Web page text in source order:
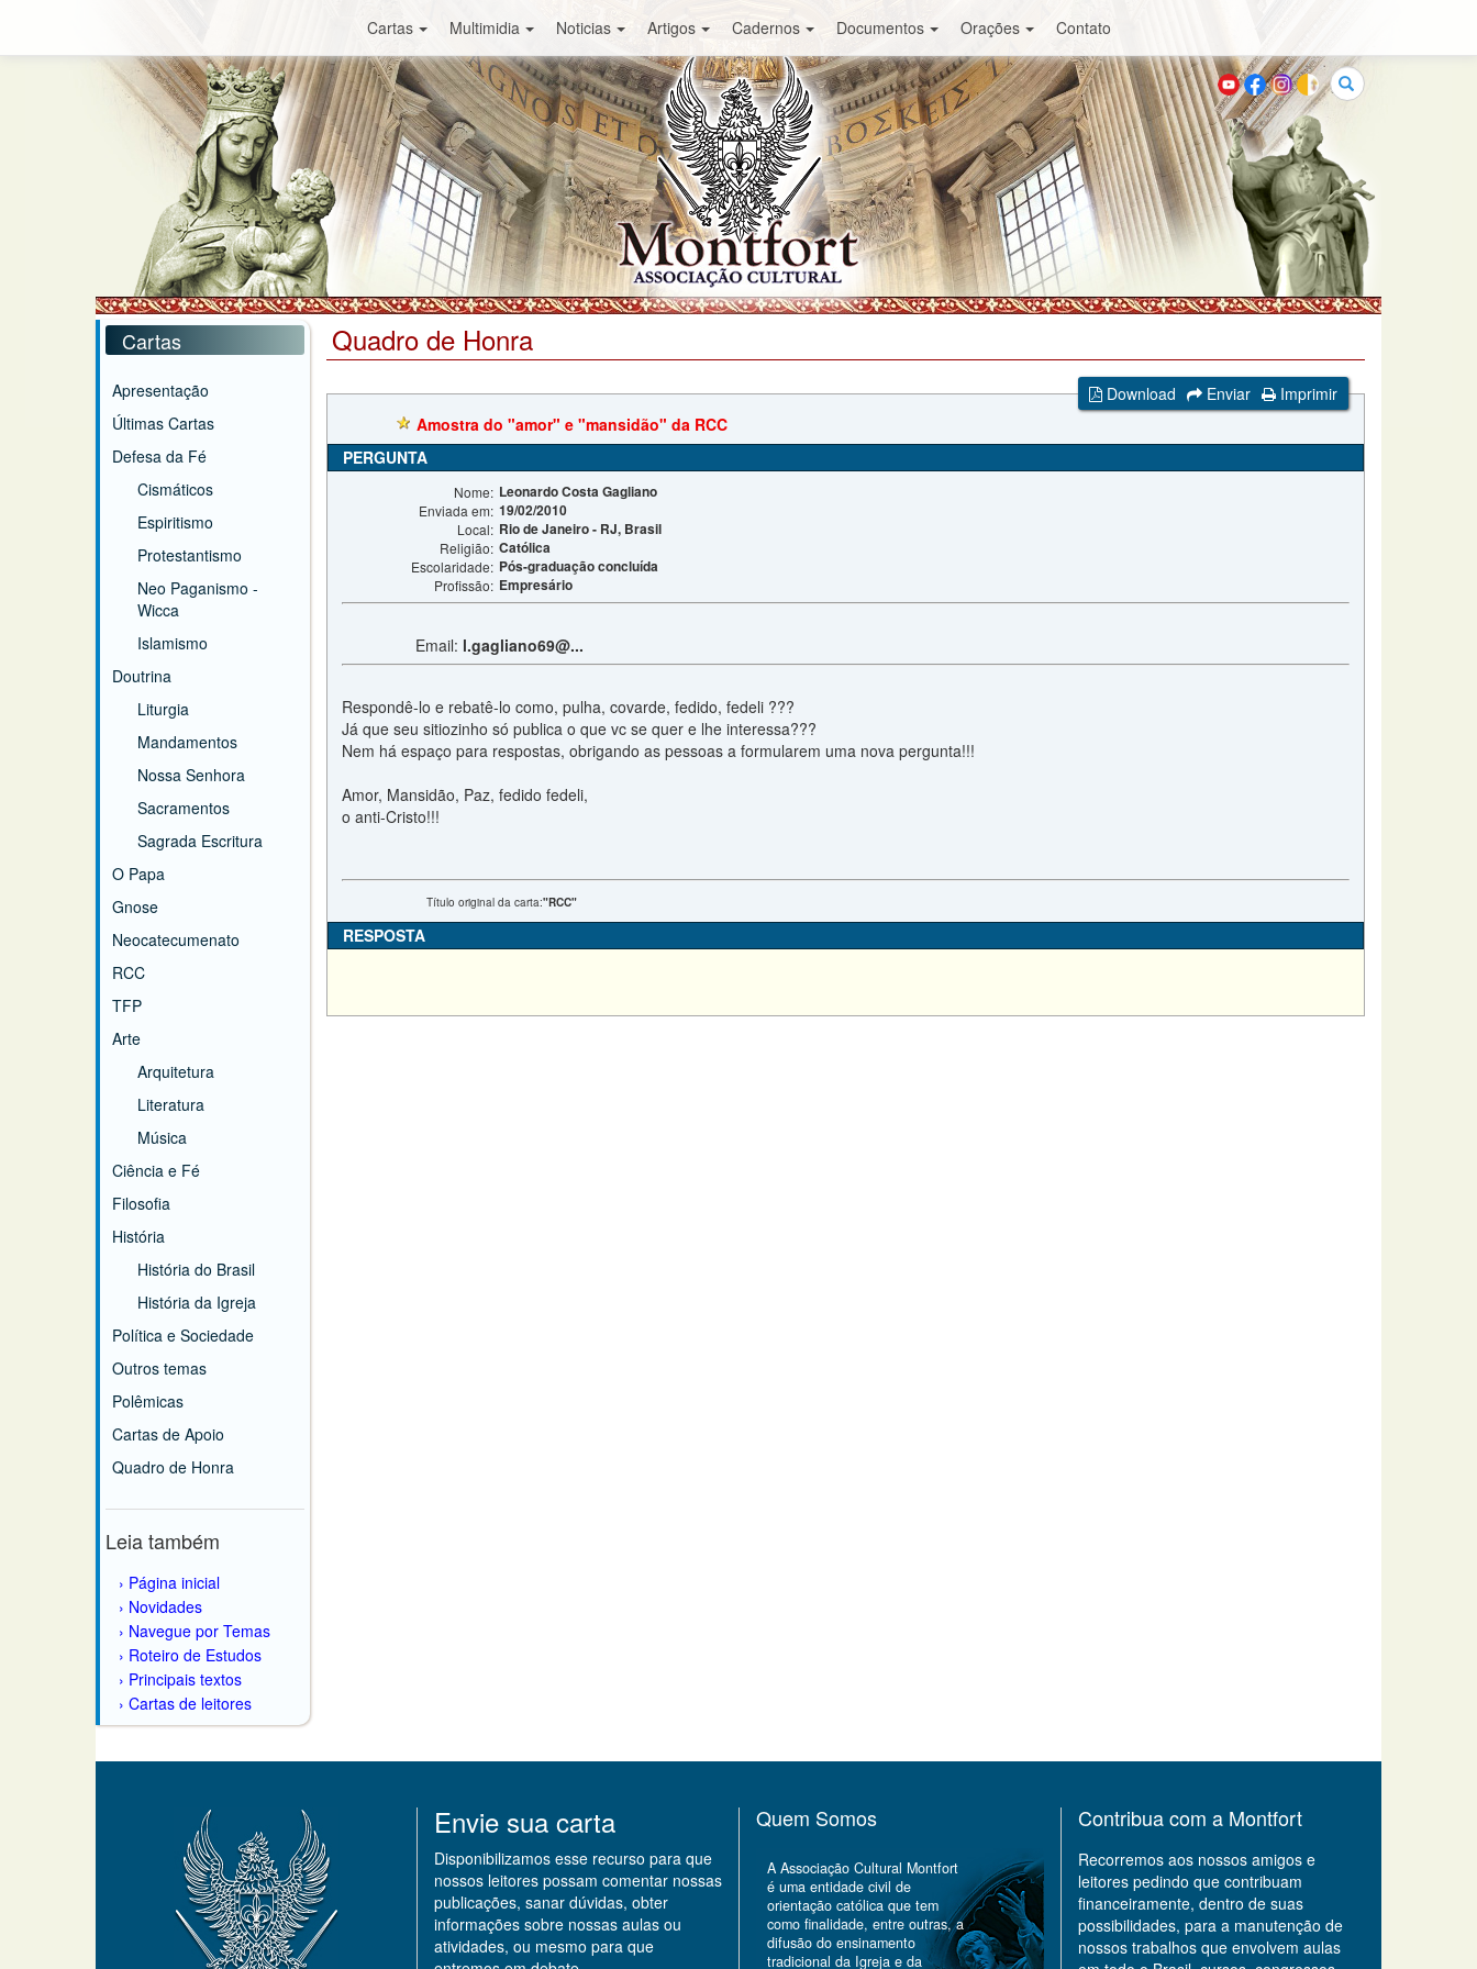
Cartas Multimidia Noticias Artigos Cadernos Documentos Orações Contato
Buscar
Cartas
Apresentação
Últimas Cartas
Defesa da Fé
Cismáticos
Espiritismo
Protestantismo
Neo Paganismo -
Wicca
Islamismo
Doutrina
Liturgia
Mandamentos
Nossa Senhora
Sacramentos
Sagrada Escritura
O Papa
Gnose
Neocatecumenato
RCC
TFP
Arte
Arquitetura
Literatura
Música
Ciência e Fé
Filosofia
História
História do Brasil
História da Igreja
Política e Sociedade
Outros temas
Polêmicas
Cartas de Apoio
Quadro de Honra
Leia também
Página inicial
Novidades
Navegue por Temas
Roteiro de Estudos
Principais textos
Cartas de leitores
Quadro de Honra
Download Enviar
Imprimir
Amostra do "amor" e "mansidão" da RCC
PERGUNTA
Nome: Leonardo Costa Gagliano
Enviada em: 19/02/2010
Local: Rio de Janeiro - RJ, Brasil
Religião: Católica
Escolaridade: Pós-graduação concluída
Profissão: Empresário
Email: l.gagliano69@...
Respondê-lo e rebatê-lo como, pulha, covarde, fedido, fedeli ???
Já que seu sitiozinho só publica o que vc se quer e lhe interessa???
Nem há espaço para respostas, obrigando as pessoas a formularem uma nova pergunta!!!
Amor, Mansidão, Paz, fedido fedeli,
o anti-Cristo!!!
Título original da carta:"RCC"
RESPOSTA
Envie sua carta
Disponibilizamos esse recurso para que
nossos leitores possam comentar nossas
publicações, sanar dúvidas, obter
informações sobre nossas aulas ou
atividades, ou mesmo para que
Quem Somos
A Associação Cultural Montfort
é uma entidade civil de
orientação católica que tem
como finalidade, entre outras, a
difusão do ensinamento
tradicional da Igreja e da
Contribua com a Montfort
Recorremos aos nossos amigos e
leitores pedindo que contribuam
financeiramente, dentro de suas
possibilidades, para a manutenção de
nossos trabalhos que envolvem aulas